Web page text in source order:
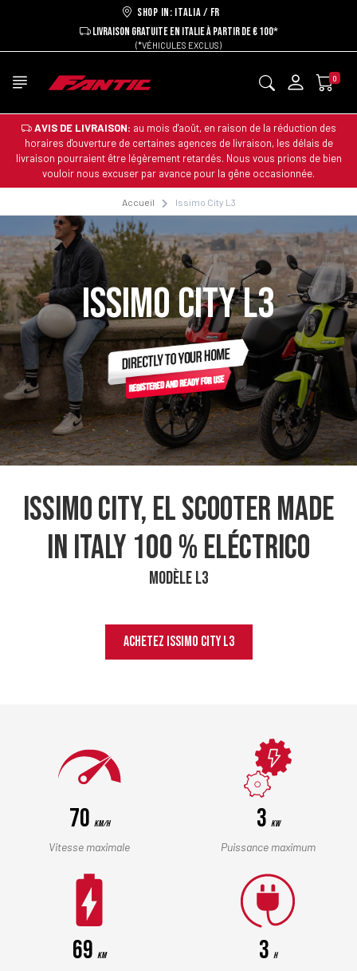
Shop in: ITALIA / FR
LIVRAISON GRATUITE EN ITALIE À PARTIR DE € 100*
(*VÉHICULES EXCLUS)
0
AVIS DE LIVRAISON: au mois d'août, en raison de la réduction des
horaires d'ouverture de certaines agences de livraison, les délais de
livraison pourraient être légèrement retardés. Nous vous prions de bien
vouloir nous excuser par avance pour la gêne occasionnée.
Accueil Issimo City L3
ISSIMO CITY L3
Issimo City, el scooter Made
in Italy 100 % eléctrico
MODÈLE L3
ACHETEZ ISSIMO CITY L3
70 Km/h
Vitesse maximale
3 kW
Puissance maximum
69 Km 3 h